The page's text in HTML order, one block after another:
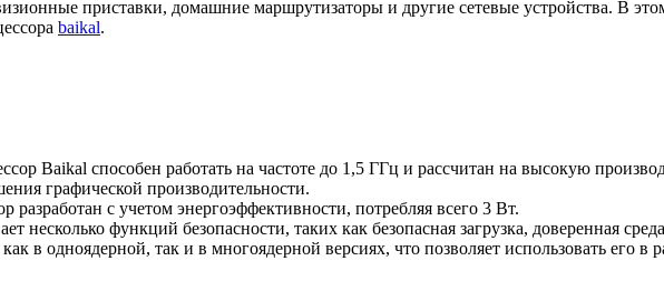
приставки, домашние маршрутизаторы и другие сетевые устройства. В
baikal.
Baikal способен работать на частоте до 1,5 ГГц и рассчитан на высокую
графической производительности.
разработан с учетом энергоэффективности, потребляя всего 3 Вт.
несколько функций безопасности, таких как безопасная загрузка, доверенная
в одноядерной, так и в многоядерной версиях, что позволяет использовать его в